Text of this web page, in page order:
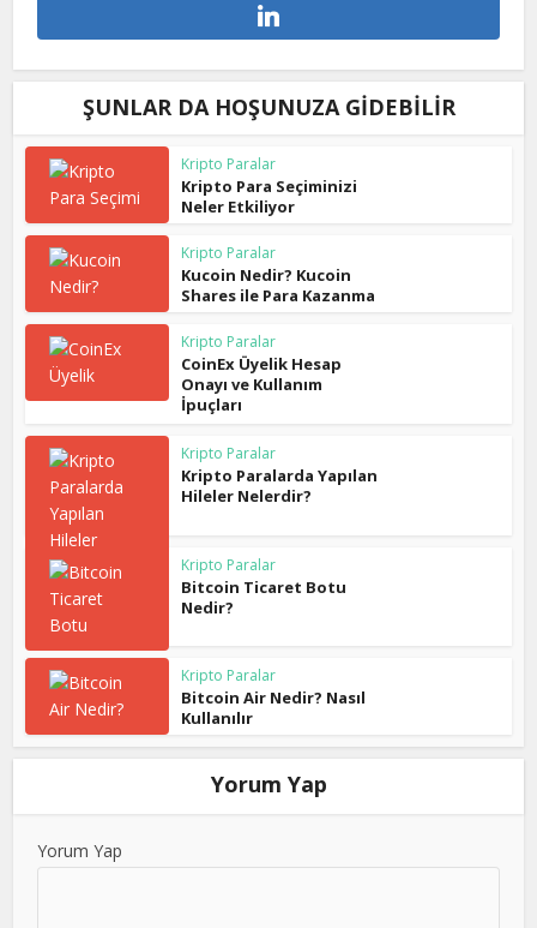
ŞUNLAR DA HOŞUNUZA GIDEBILIR
Kripto Paralar
Kripto Para Seçiminizi
Neler Etkiliyor
Kripto Paralar
Kucoin Nedir? Kucoin
Shares ile Para Kazanma
Kripto Paralar
CoinEx Üyelik Hesap
Onayı ve Kullanım
İpuçları
Kripto Paralar
Kripto Paralarda Yapılan
Hileler Nelerdir?
Kripto Paralar
Bitcoin Ticaret Botu
Nedir?
Kripto Paralar
Bitcoin Air Nedir? Nasıl
Kullanılır
Yorum Yap
Yorum Yap